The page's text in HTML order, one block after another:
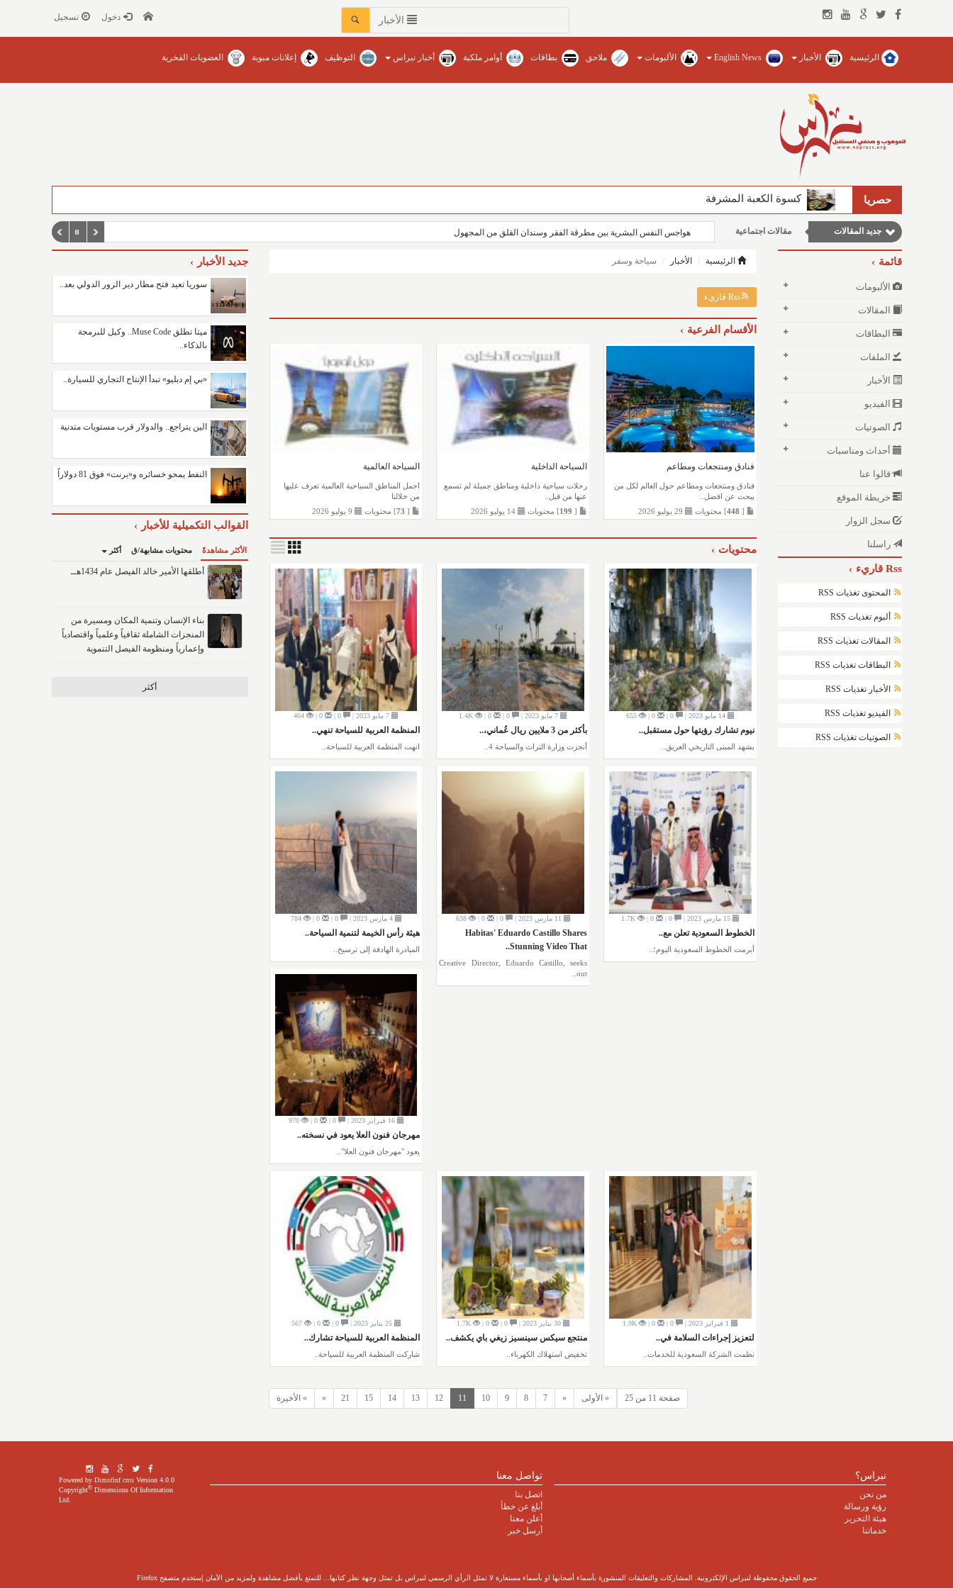
الأخبار دخول تسجيل
الرئيسية الأخبار English News الألبومات ملاحق بطاقات أوامر ملكية أخبار نبراس التوظيف إعلانات مبوبة العضويات الفخرية
حصريا كسوة الكعبة المشرفة
الفيصل يضخ المياه العذبة ويؤسس للجامعات في محافظات المنطقة‏ / نبراس - إنتصار عبدالله
جديد المقالات
وطنية
مقالات علمية
مقالات اجتماعية هواجس النفس البشرية بين مطرقة الفقر وسندان القلق من المجهول
قائمة
الألبومات
المقالات
البطاقات
الملفات
الأخبار
الفيديو
الصوتيات
أحداث ومناسبات
قالوا عنا
خريطة الموقع
سجل الزوار
راسلنا
Rss قاريء
المحتوى تغذيات RSS
ألبوم تغذيات RSS
المقالات تغذيات RSS
البطاقات تغذيات RSS
الأخبار تغذيات RSS
الفيديو تغذيات RSS
الصوتيات تغذيات RSS
الرئيسية الأخبار سياحة وسفر
Rss قاريء
الأقسام الفرعية
فنادق ومنتجعات ومطاعم
فنادق ومنتجعات ومطاعم حول العالم لكل من
يبحث عن افضل..
[
] محتويات
السياحة الداخلية
رحلات سياحية داخلية ومناطق جميلة لم تسمع
عنها من قبل..
[199 ] محتويات 14 يوليو 2026
السياحة العالمية
اجمل المناطق السياحية العالمية تعرف عليها
من خلالنا
[73 ] محتويات 9 يوليو 2026
محتويات
14 مايو 2023 | 0 |
0 |
655
نيوم تشارك رؤيتها حول مستقبل..
يشهد المبنى التاريخي العريق..
7 مايو 2023 | 0 |
0 |
1.4K
بأكثر من 3 ملايين ريال عُماني،..
أنجزت وزارة التراث والسياحة 4..
7 مايو 2023 | 0 |
0 |
464
المنظمة العربية للسياحة تنهي..
انهت المنظمة العربية للسياحة..
15 مارس 2023 | 0 |
0 |
1.7K
الخطوط السعودية تعلن مع..
أبرمت الخطوط السعودية اليوم؛..
0 |
0 |
638
Habitas' Eduardo Castillo Shares
Stunning Video That..
Creative Director, Eduardo Castillo, seeks
out..
4 مارس 2023 | 0 |
0 |
784
هيئة رأس الخيمة لتنمية السياحة..
المبادرة الهادفة إلى ترسيخ..
16 فبراير 2023 | 0 |
0 |
970
مهرجان فنون العلا يعود في نسخته..
يعود "مهرجان فنون العلا"..
0 |
0 |
1.9K
لتعزيز إجراءات السلامة في..
نظمت الشركة السعودية للخدمات..
30 يناير 2023 | 0 |
0 |
1.7K
منتجع سيكس سينسيز زيغي باي يكشف..
تخفيض استهلاك الكهرباء..
25 يناير 2023 | 0 |
0 |
567
المنظمة العربية للسياحة تشارك..
شاركت المنظمة العربية للسياحة..
صفحة 11 من 25 « الأولى «
7
8
9
10
11
12
13
14
15
21
» » الأخيرة
جديد الأخبار
سوريا تعيد فتح مطار دير الزور الدولي بعد..
ميتا تطلق Muse Code.. وكيل للبرمجة
بالذكاء..
«بي إم دبليو» تبدأ الإنتاج التجاري للسيارة..
الين يتراجع.. والدولار قرب مستويات متدنية
النفط يمحو خسائره و«برنت» فوق 81 دولاراً
القوالب التكميلية للأخبار
الأكثر مشاهدةً محتويات مشابهة/ق أكثر
أطلقها الأمير خالد الفيصل عام 1434هــ
بناء الإنسان وتنمية المكان ومسيرة من
المنجزات الشاملة ثقافياً وعلمياً واقتصادياً
وإعمارياً ومنظومة الفيصل التنموية
أكثر
نبراس؟
من نحن
رؤية ورسالة
هيئة التحرير
خدماتنا
تواصل معنا
اتصل بنا
أبلغ عن خطأ
أعلن معنا
أرسل خبر
Powered by Dimofinf cmsVersion 4.0.0
Copyright©Dimensions Of Information
Ltd.
جميع الحقوق محفوظة لنبراس الإلكترونية. المشاركات والتعليقات المنشورة بأسماء أصحابها او بأسماء مستعارة لا تمثل الرأي الرسمي لنبراس بل تمثل وجهة نظر كتابها... للتمتع بأفضل مشاهدة ولمزيد من الأمان إستخدم متصفح Firefox